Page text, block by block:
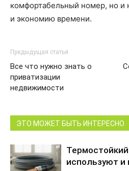
комфортабельный номер, но и
и экономию времени.
Предыдущая статья
Все что нужно знать о
приватизации
недвижимости
ЭТО МОЖЕТ БЫТЬ ИНТЕРЕСНО
используют и